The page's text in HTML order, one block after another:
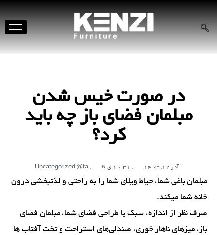
در صورت خیس شدن
مبلمان فضای باز چه باید
کرد؟
آذر 12, 1403 , 10:31 ق.ظ ,
Uncategorized @fa
مبلمان باغی شما، حیاط ویلای شما را به راحتی و لذتبخشی درون
خانه شما میکند.
صرف نظر از اندازه، سبک یا طراحی فضای شما، مبلمان فضای
باز، میزهای ناهار خوری، صندلی‌های استراحت و تخت آفتاب ها